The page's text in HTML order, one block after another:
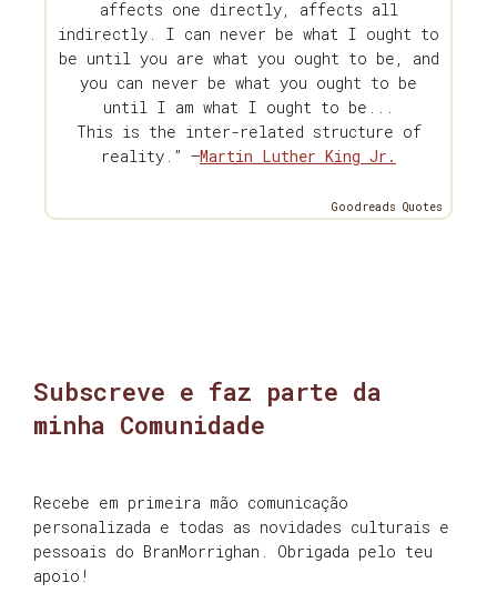
affects one directly, affects all
indirectly. I can never be what I ought to
be until you are what you ought to be, and
you can never be what you ought to be
until I am what I ought to be...
This is the inter-related structure of
reality.” —Martin Luther King Jr.
Goodreads Quotes
Subscreve e faz parte da
minha Comunidade
Recebe em primeira mão comunicação
personalizada e todas as novidades culturais e
pessoais do BranMorrighan. Obrigada pelo teu
apoio!